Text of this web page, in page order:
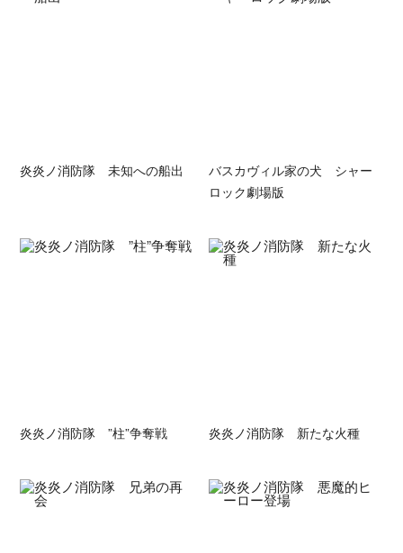
炎炎ノ消防隊 未知への船出
バスカヴィル家の犬 シャー
ロック劇場版
炎炎ノ消防隊 ”柱”争奪戦 炎炎ノ消防隊 新たな火種